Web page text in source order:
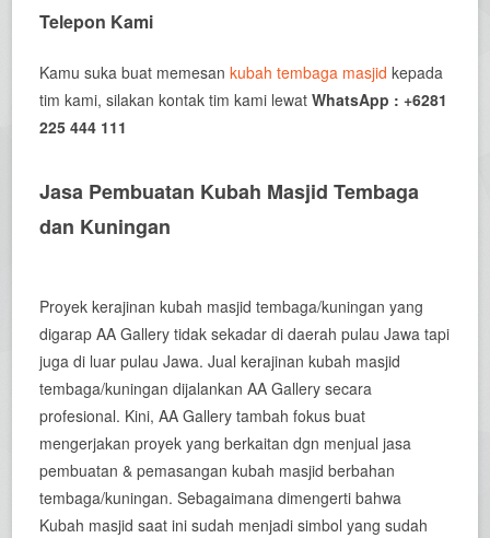
Telepon Kami
Kamu suka buat memesankubah tembaga masjid kepada
tim kami, silakan kontak tim kami lewatWhatsApp : +6281
225 444 111
Jasa Pembuatan Kubah Masjid Tembaga
dan Kuningan
Proyek kerajinan kubah masjid tembaga/kuningan yang
digarap AA Gallery tidak sekadar di daerah pulau Jawa tapi
juga di luar pulau Jawa. Jual kerajinan kubah masjid
tembaga/kuningan dijalankan AA Gallery secara
profesional. Kini, AA Gallery tambah fokus buat
mengerjakan proyek yang berkaitan dgn menjual jasa
pembuatan & pemasangan kubah masjid berbahan
tembaga/kuningan. Sebagaimana dimengerti bahwa
Kubah masjid saat ini sudah menjadi simbol yang sudah